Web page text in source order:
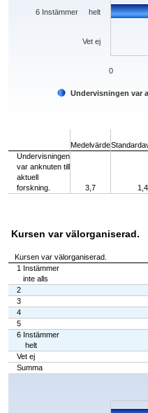
Undervisningen var
Vet ej
6 Instämmer helt
0
Medelvärde
Undervisningen
var anknuten till
aktuell
forskning.
3,7 1,4
Kursen var välorganiserad.
Kursen var välorganiserad.
1 Instämmer
inte alls
2
3
4
5
6 Instämmer
helt
Vet ej
Summa
Chart
The chart has 1 X axis displaying